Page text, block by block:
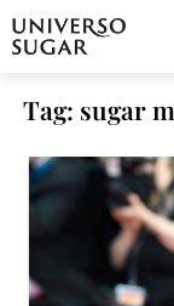
Tag: sugar